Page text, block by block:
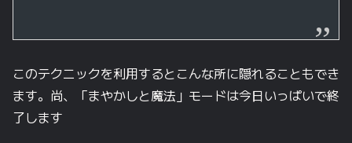
このテクニックを利用するとこんな所に隠れることもでき
ます。尚、「まやかしと魔法」モードは今日いっぱいで終
了します